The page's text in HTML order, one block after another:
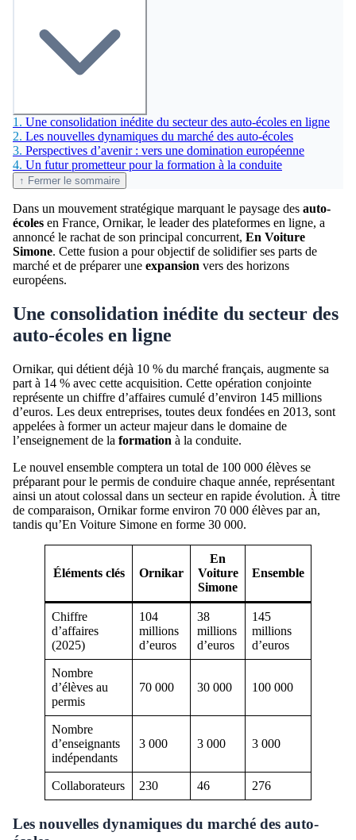
1. Une consolidation inédite du secteur des auto-écoles en ligne
2. Les nouvelles dynamiques du marché des auto-écoles
3. Perspectives d’avenir : vers une domination européenne
4. Un futur prometteur pour la formation à la conduite
↑ Fermer le sommaire
Dans un mouvement stratégique marquant le paysage des auto-
écoles en France, Ornikar, le leader des plateformes en ligne, a
annoncé le rachat de son principal concurrent, En Voiture
Simone. Cette fusion a pour objectif de solidifier ses parts de
marché et de préparer une expansion vers des horizons
européens.
Une consolidation inédite du secteur des
auto-écoles en ligne
Ornikar, qui détient déjà 10 % du marché français, augmente sa
part à 14 % avec cette acquisition. Cette opération conjointe
représente un chiffre d’affaires cumulé d’environ 145 millions
d’euros. Les deux entreprises, toutes deux fondées en 2013, sont
appelées à former un acteur majeur dans le domaine de
l’enseignement de la formation à la conduite.
Le nouvel ensemble comptera un total de 100 000 élèves se
préparant pour le permis de conduire chaque année, représentant
ainsi un atout colossal dans un secteur en rapide évolution. À titre
de comparaison, Ornikar forme environ 70 000 élèves par an,
tandis qu’En Voiture Simone en forme 30 000.
Éléments clés Ornikar
En
Voiture
Simone
Ensemble
Chiffre
d’affaires
(2025)
104
millions
d’euros
38
millions
d’euros
145
millions
d’euros
Nombre
d’élèves au
permis
70 000 30 000 100 000
Nombre
d’enseignants
indépendants
3 000 3 000 3 000
Collaborateurs 230 46 276
Les nouvelles dynamiques du marché des auto-